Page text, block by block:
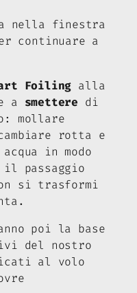
nella finestra
continuare a
Foiling alla
a smettere di
mollare
rotta e
in modo
passaggio
si trasformi
poi la base
del nostro
al volo